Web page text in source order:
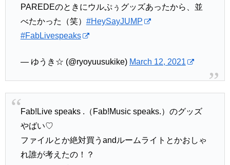
PAREDEのときにウルぷぅグッズあったから、並
べたかった（笑） #HeySayJUMP
#FabLivespeaks
— ゆうき☆ (@ryoyuusukike) March 12, 2021
Fab!Live speaks .（Fab!Music speaks.）のグッズ
やばい♡
ファイルとか絶対買うandルームライトとかおしゃ
れ誰が考えたの！？